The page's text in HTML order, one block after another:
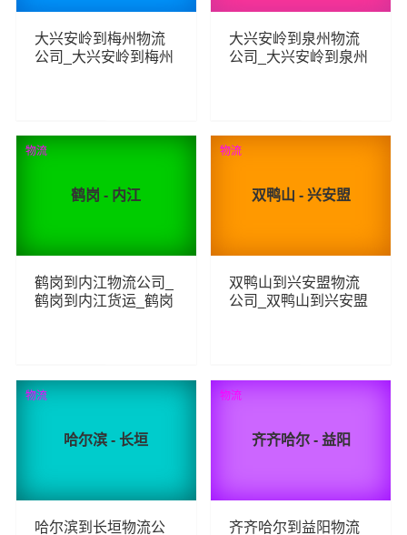
大兴安岭到梅州物流
公司_大兴安岭到梅州
228 查看详细
大兴安岭到泉州物流
公司_大兴安岭到泉州
234 查看详细
鹤岗 - 内江
鹤岗到内江物流公司_
鹤岗到内江货运_鹤岗
248 查看详细
物流
双鸭山 - 兴安盟
双鸭山到兴安盟物流
公司_双鸭山到兴安盟
266 查看详细
物流
哈尔滨 - 长垣
哈尔滨到长垣物流公
物流
齐齐哈尔 - 益阳
齐齐哈尔到益阳物流
物流